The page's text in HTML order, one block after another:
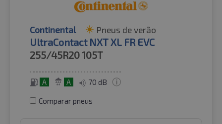
Continental Pneus de verão
UltraContact NXT XL FR EVC
255/45R20105T
A A 70 dB
Comparar pneus